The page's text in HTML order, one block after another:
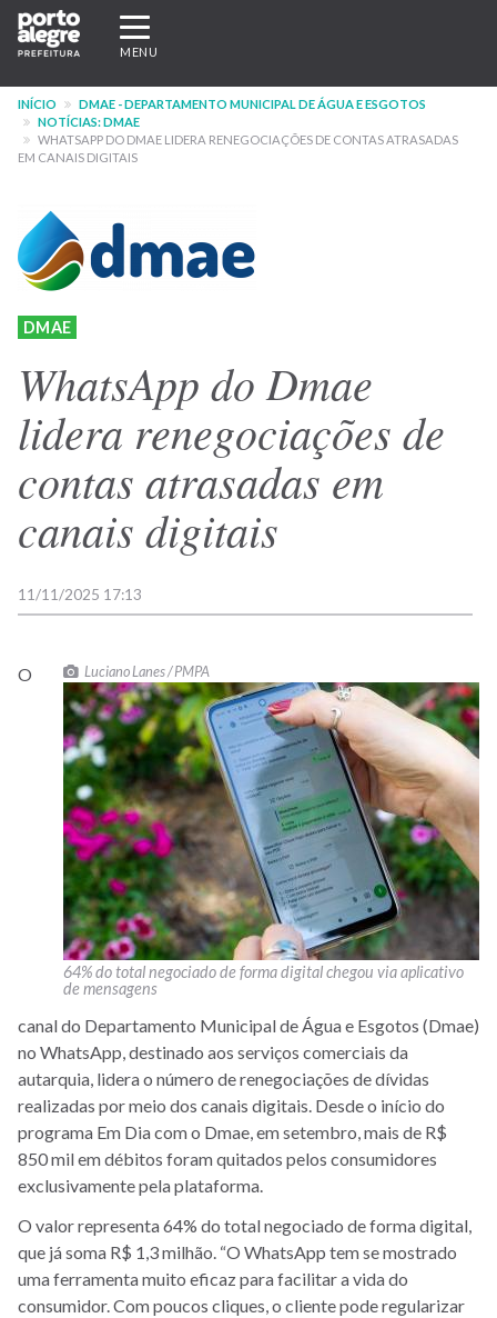
Pular
para
conteúdo
principal
Expandir/recolher
navegação
MENU
INÍCIO
DMAE - DEPARTAMENTO MUNICIPAL DE ÁGUA E ESGOTOS
NOTÍCIAS: DMAE
WHATSAPP DO DMAE LIDERA RENEGOCIAÇÕES DE CONTAS ATRASADAS
EM CANAIS DIGITAIS
DMAE
WhatsApp do Dmae
lidera renegociações de
contas atrasadas em
canais digitais
11/11/2025 17:13
Luciano Lanes / PMPA
64% do total negociado de forma digital chegou via aplicativo
de mensagens
O
canal do Departamento Municipal de Água e Esgotos (Dmae)
no WhatsApp, destinado aos serviços comerciais da
autarquia, lidera o número de renegociações de dívidas
realizadas por meio dos canais digitais. Desde o início do
programa Em Dia com o Dmae, em setembro, mais de R$
850 mil em débitos foram quitados pelos consumidores
exclusivamente pela plataforma.
O valor representa 64% do total negociado de forma digital,
que já soma R$ 1,3 milhão. “O WhatsApp tem se mostrado
uma ferramenta muito eficaz para facilitar a vida do
consumidor. Com poucos cliques, o cliente pode regularizar